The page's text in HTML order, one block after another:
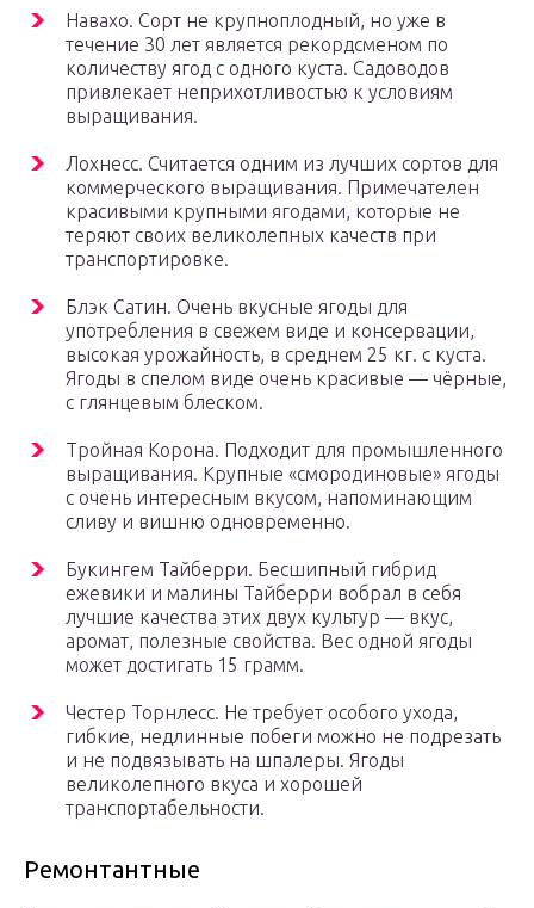
Навахо. Сорт не крупноплодный, но уже в
течение 30 лет является рекордсменом по
количеству ягод с одного куста. Садоводов
привлекает неприхотливостью к условиям
выращивания.
Лохнесс. Считается одним из лучших сортов для
коммерческого выращивания. Примечателен
красивыми крупными ягодами, которые не
теряют своих великолепных качеств при
транспортировке.
Блэк Сатин. Очень вкусные ягоды для
употребления в свежем виде и консервации,
высокая урожайность, в среднем 25 кг. с куста.
Ягоды в спелом виде очень красивые — чёрные,
с глянцевым блеском.
Тройная Корона. Подходит для промышленного
выращивания. Крупные «смородиновые» ягоды
с очень интересным вкусом, напоминающим
сливу и вишню одновременно.
Букингем Тайберри. Бесшипный гибрид
ежевики и малины Тайберри вобрал в себя
лучшие качества этих двух культур — вкус,
аромат, полезные свойства. Вес одной ягоды
может достигать 15 грамм.
Честер Торнлесс. Не требует особого ухода,
гибкие, недлинные побеги можно не подрезать
и не подвязывать на шпалеры. Ягоды
великолепного вкуса и хорошей
транспортабельности.
Ремонтантные